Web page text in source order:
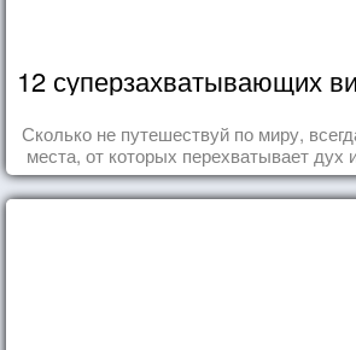
12 суперзахватывающих
Сколько не путешествуй по миру,
места, от которых перехватывает дух